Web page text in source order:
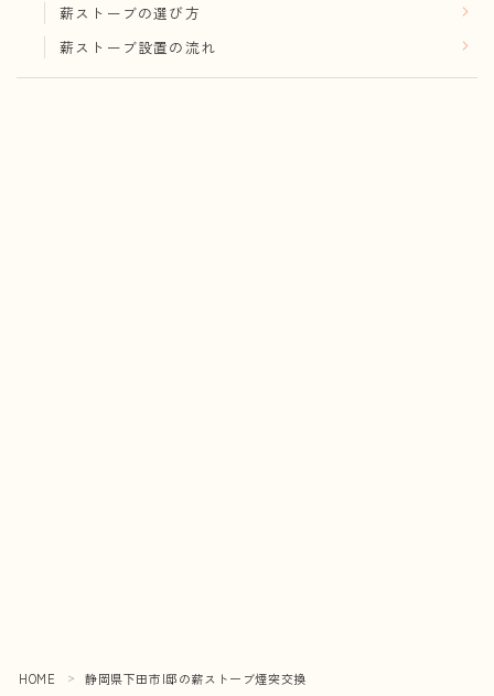
薪ストーブの選び方
薪ストーブ設置の流れ
HOME ＞ 静岡県下田市I邸の薪ストーブ煙突交換